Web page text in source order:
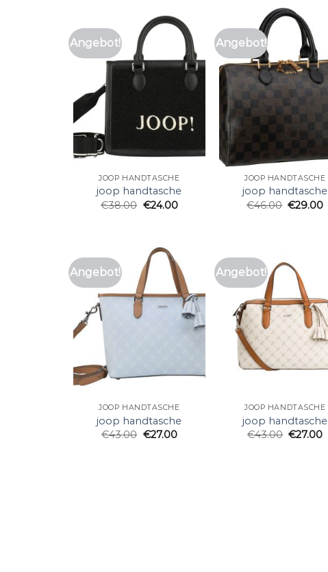
Angebot!
JOOP HANDTASCHE
joop handtasche
€38.00 €24.00
Angebot!
JOOP HANDTASCHE
joop handtasche
€46.00 €29.00
Angebot!
JOOP HANDTASCHE
joop handtasche
€43.00 €27.00
Angebot!
JOOP HANDTASCHE
joop handtasche
€43.00 €27.00